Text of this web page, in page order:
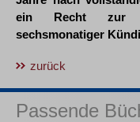
ein Recht zur
sechsmonatiger
zurück
Passende